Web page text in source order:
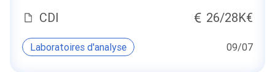
CDI
26/28K€
Laboratoires d'analyse 09/07